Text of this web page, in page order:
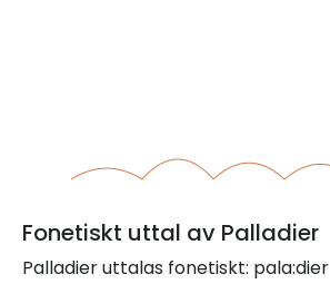
Fonetiskt uttal av Palladier
Palladier uttalas fonetiskt: pala:dier